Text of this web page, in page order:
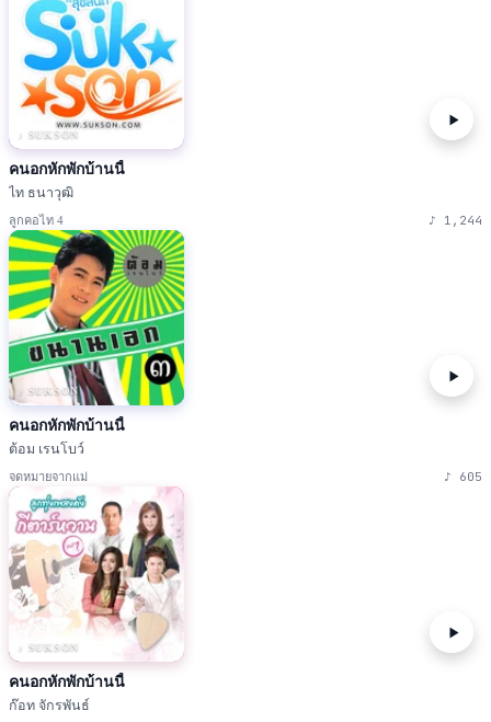
♪ SUKSON
คนอกหักพักบ้านนี้
ไท ธนาวุฒิ
ลูกคอไท 4 ♪ 1,244
♪ SUKSON
คนอกหักพักบ้านนี้
ต้อม เรนโบว์
จดหมายจากแม่ ♪ 605
♪ SUKSON
คนอกหักพักบ้านนี้
ก๊อท จักรพันธ์